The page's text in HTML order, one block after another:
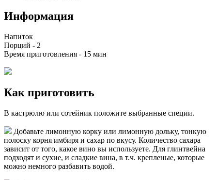
Информация
Напиток
Порций - 2
Время приготовления - 15 мин
Как приготовить
В кастрюлю или сотейник положите выбранные специи.
Добавьте лимонную корку или лимонную дольку, тонкую
полоску корня имбиря и сахар по вкусу. Количество сахара
зависит от того, какое вино вы используете. Для глинтвейна
подходят и сухие, и сладкие вина, в т.ч. крепленые, которые
можно немного разбавить водой.